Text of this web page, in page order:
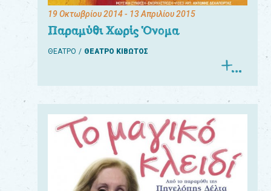
19 Οκτωβρίου 2014- 13 Απριλίου 2015
Παραμύθι Χωρίς Όνομα
ΘΕΑΤΡΟ ΘΕΑΤΡΟ ΚΙΒΩΤΟΣ